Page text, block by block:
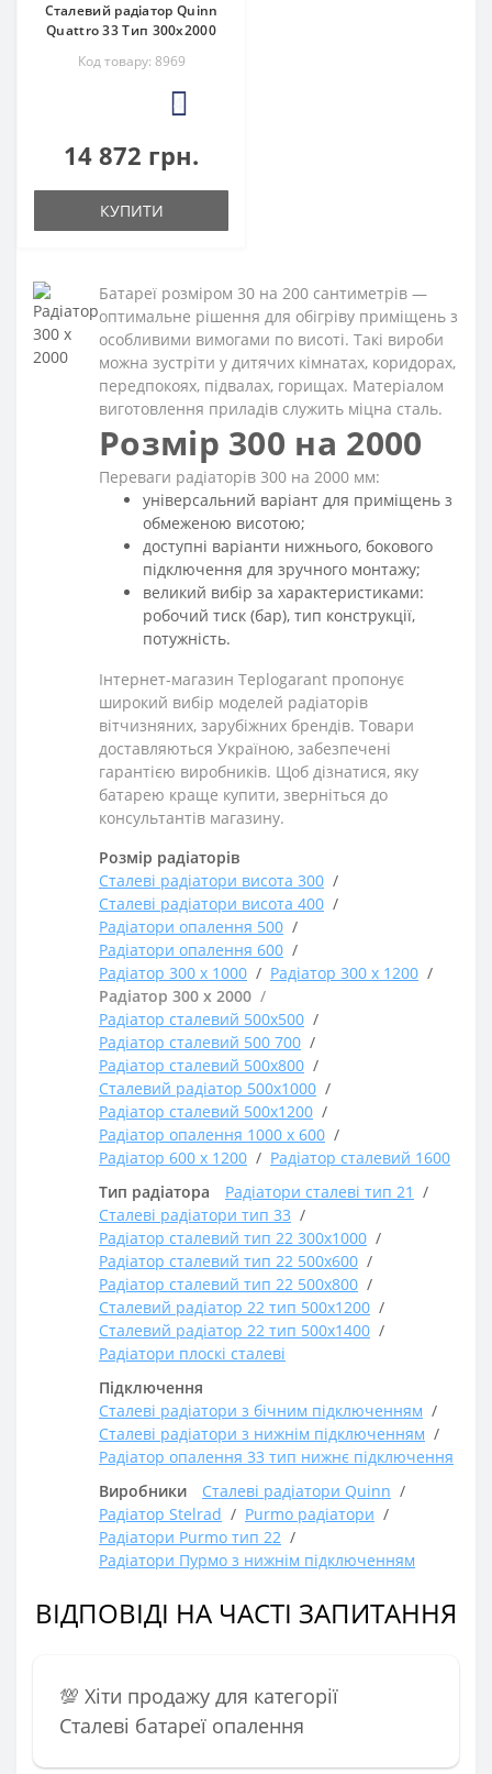
Сталевий радіатор Quinn
Quattro 33 Тип 300х2000
Код товару: 8969
4
14 872 грн.
КУПИТИ
Батареї розміром 30 на 200 сантиметрів —
оптимальне рішення для обігріву приміщень з
особливими вимогами по висоті. Такі вироби
можна зустріти у дитячих кімнатах, коридорах,
передпокоях, підвалах, горищах. Матеріалом
виготовлення приладів служить міцна сталь.
Розмір 300 на 2000
Переваги радіаторів 300 на 2000 мм:
універсальний варіант для приміщень з
обмеженою висотою;
доступні варіанти нижнього, бокового
підключення для зручного монтажу;
великий вибір за характеристиками:
робочий тиск (бар), тип конструкції,
потужність.
Інтернет-магазин Teplogarant пропонує
широкий вибір моделей радіаторів
вітчизняних, зарубіжних брендів. Товари
доставляються Україною, забезпечені
гарантією виробників. Щоб дізнатися, яку
батарею краще купити, зверніться до
консультантів магазину.
Розмір радіаторів
Сталеві радіатори висота 300
Сталеві радіатори висота 400
Радіатори опалення 500
Радіатори опалення 600
Радіатор 300 х 1000
Радіатор 300 х 1200
Радіатор 300 х 2000
Радіатор сталевий 500х500
Радіатор сталевий 500 700
Радіатор сталевий 500х800
Сталевий радіатор 500х1000
Радіатор сталевий 500х1200
Радіатор опалення 1000 х 600
Радіатор 600 х 1200
Радіатор сталевий 1600
Тип радіатора
Радіатори сталеві тип 21
Сталеві радіатори тип 33
Радіатор сталевий тип 22 300х1000
Радіатор сталевий тип 22 500х600
Радіатор сталевий тип 22 500х800
Сталевий радіатор 22 тип 500х1200
Сталевий радіатор 22 тип 500х1400
Радіатори плоскі сталеві
Підключення
Сталеві радіатори з бічним підключенням
Сталеві радіатори з нижнім підключенням
Радіатор опалення 33 тип нижнє підключення
Виробники
Сталеві радіатори Quinn
Радіатор Stelrad
Purmo радіатори
Радіатори Purmo тип 22
Радіатори Пурмо з нижнім підключенням
ВІДПОВІДІ НА ЧАСТІ ЗАПИТАННЯ
💯 Хіти продажу для категорії
Сталеві батареї опалення